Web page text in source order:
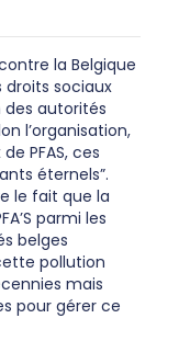
la Belgique
sociaux
des autorités
l’organisation,
PFAS, ces
éternels”.
le fait que la
parmi les
belges
pollution
mais
pour gérer ce